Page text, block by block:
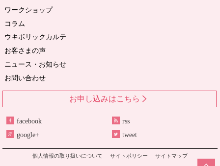
ワークショップ
コラム
ウキボリックカルテ
お客さまの声
ニュース・お知らせ
お問い合わせ
お申し込みはこちら
facebook
rss
google+
tweet
個人情報の取り扱いについて サイトポリシー サイトマップ